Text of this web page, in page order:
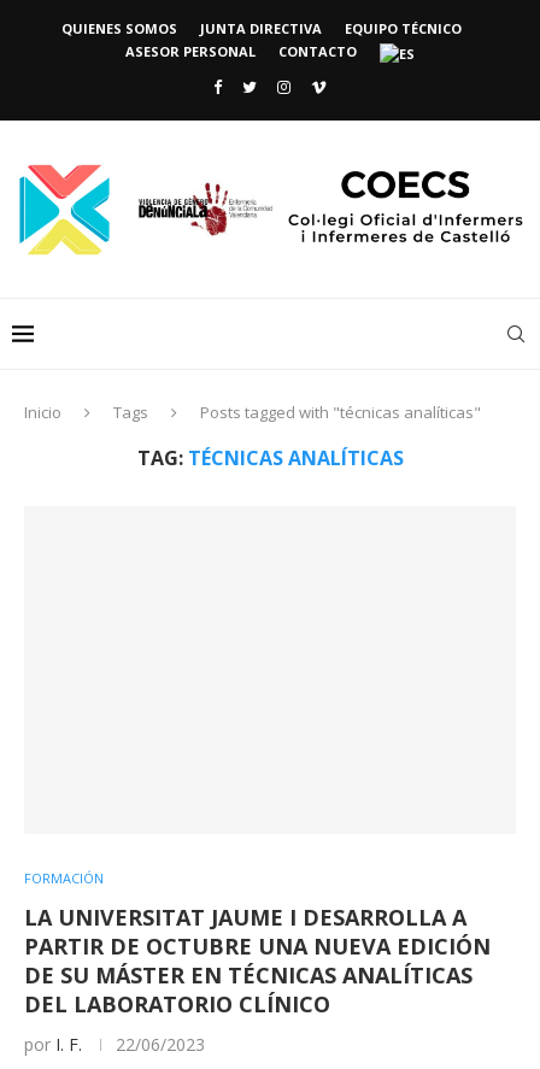
QUIENES SOMOS JUNTA DIRECTIVA
EQUIPO TÉCNICO
ASESOR PERSONAL
CONTACTO
Inicio Tags Posts tagged with "técnicas analíticas"
TAG: TÉCNICAS ANALÍTICAS
FORMACIÓN
LA UNIVERSITAT JAUME I DESARROLLA A
PARTIR DE OCTUBRE UNA NUEVA EDICIÓN
DE SU MÁSTER EN TÉCNICAS ANALÍTICAS
DEL LABORATORIO CLÍNICO
por I. F. 22/06/2023